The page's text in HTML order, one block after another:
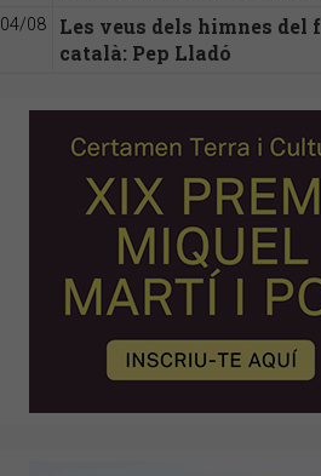
04/08
Les veus dels himnes del
català: Pep Lladó